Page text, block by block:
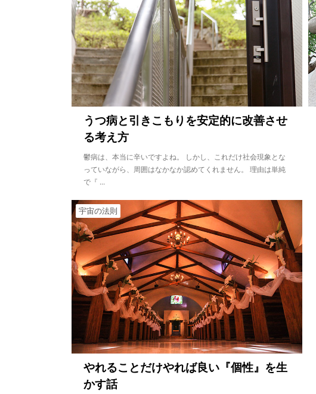
うつ病と引きこもりを安定的に改善させ
る考え方
鬱病は、本当に辛いですよね。 しかし、これだけ社会現象とな
っていながら、周囲はなかなか認めてくれません。 理由は単純
で『 ...
宇宙の法則
やれることだけやれば良い『個性』を生
かす話